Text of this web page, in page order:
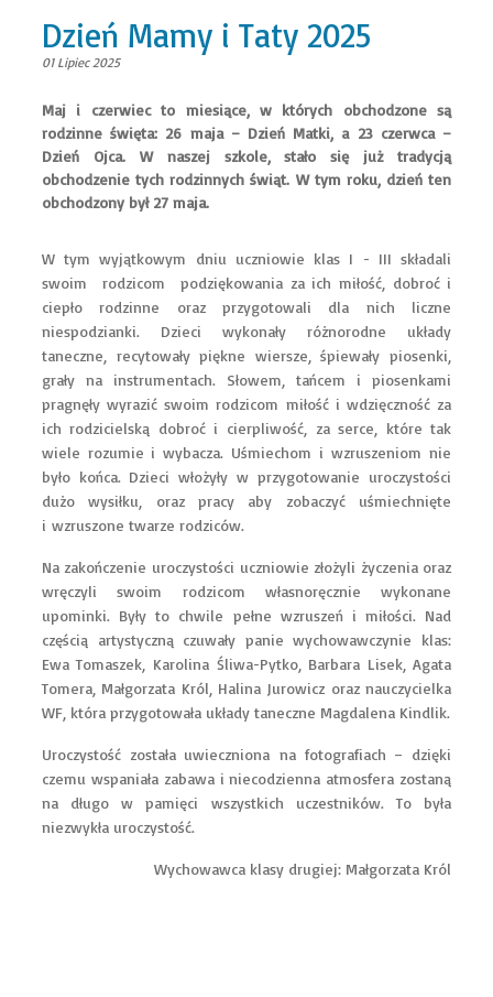
Dzień Mamy i Taty 2025
01 Lipiec 2025
Maj i czerwiec to miesiące, w których obchodzone są
rodzinne święta: 26 maja – Dzień Matki, a 23 czerwca –
Dzień Ojca. W naszej szkole, stało się już tradycją
obchodzenie tych rodzinnych świąt. W tym roku, dzień ten
obchodzony był 27 maja.
W tym wyjątkowym dniu uczniowie klas I - III składali
swoim rodzicom podziękowania za ich miłość, dobroć i
ciepło rodzinne oraz przygotowali dla nich liczne
niespodzianki. Dzieci wykonały różnorodne układy
taneczne, recytowały piękne wiersze, śpiewały piosenki,
grały na instrumentach. Słowem, tańcem i piosenkami
pragnęły wyrazić swoim rodzicom miłość i wdzięczność za
ich rodzicielską dobroć i cierpliwość, za serce, które tak
wiele rozumie i wybacza. Uśmiechom i wzruszeniom nie
było końca. Dzieci włożyły w przygotowanie uroczystości
dużo wysiłku, oraz pracy aby zobaczyć uśmiechnięte
i wzruszone twarze rodziców.
Na zakończenie uroczystości uczniowie złożyli życzenia oraz
wręczyli swoim rodzicom własnoręcznie wykonane
upominki. Były to chwile pełne wzruszeń i miłości. Nad
częścią artystyczną czuwały panie wychowawczynie klas:
Ewa Tomaszek, Karolina Śliwa-Pytko, Barbara Lisek, Agata
Tomera, Małgorzata Król, Halina Jurowicz oraz nauczycielka
WF, która przygotowała układy taneczne Magdalena Kindlik.
Uroczystość została uwieczniona na fotografiach – dzięki
czemu wspaniała zabawa i niecodzienna atmosfera zostaną
na długo w pamięci wszystkich uczestników. To była
niezwykła uroczystość.
Wychowawca klasy drugiej: Małgorzata Król